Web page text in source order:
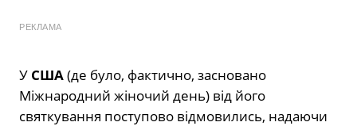
РЕКЛАМА
У США(де було, фактично, засновано
Міжнародний жіночий день) від його
святкування поступово відмовились, надаючи